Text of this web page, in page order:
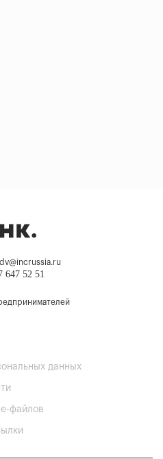
647 52 51
данных
файлов